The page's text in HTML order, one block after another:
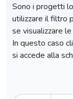
Sono i progetti
utilizzare il filtro
se visualizzare
In questo caso
si accede alla